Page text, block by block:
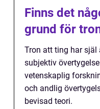
Finns det
grund för
Tron att ting har själ
subjektiv
vetenskaplig
och andlig
bevisad teori.